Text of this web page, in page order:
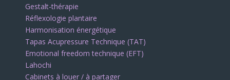
Gestalt-thérapie
Réflexologie plantaire
Harmonisation énergétique
Tapas Acupressure Technique (TAT)
Emotional freedom technique (EFT)
Lahochi
Cabinets à louer / à partager